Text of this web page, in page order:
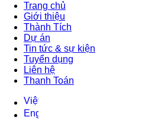
Trang chủ
Giới thiệu
Thành Tích
Dự án
Tin tức & sự kiện
Tuyển dụng
Liên hệ
Thanh Toán